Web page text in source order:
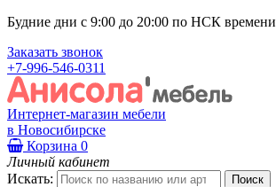
Будние дни с 9:00 до 20:00 по НСК времени
Заказать звонок
+7-996-546-0311
Интернет-магазин мебели
в Новосибирске
Корзина 0
Личный кабинет
Искать: